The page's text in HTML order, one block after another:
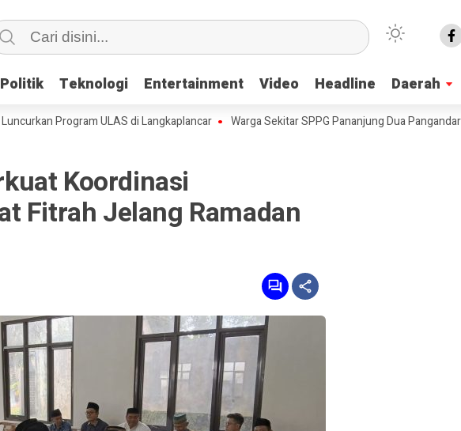
Politik Teknologi Entertainment Video Headline Daerah
Politik Teknologi Entertainment Video Headline Daerah
Program ULAS di Langkaplancar Warga Sekitar SPPG Pananjung Dua Pangandaran,
Koordinasi
Fitrah Jelang Ramadan